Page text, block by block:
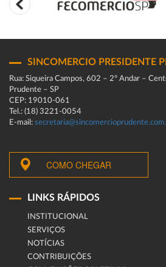
SINCOMERCIO PRESIDENTE
Rua: Siqueira Campos, 602 – 2º Andar –
Prudente – SP
CEP: 19010-061
Tel.: (18) 3221-0054
E-mail:
COMO CHEGAR
LINKS RÁPIDOS
INSTITUCIONAL
SERVIÇOS
NOTÍCIAS
CONTRIBUIÇÕES